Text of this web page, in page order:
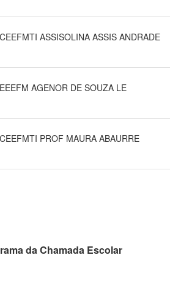
CEEFMTI ASSISOLINA ASSIS ANDRADE
EEEFM AGENOR DE SOUZA LE
CEEFMTI PROF MAURA ABAURRE
daChamada Escolar